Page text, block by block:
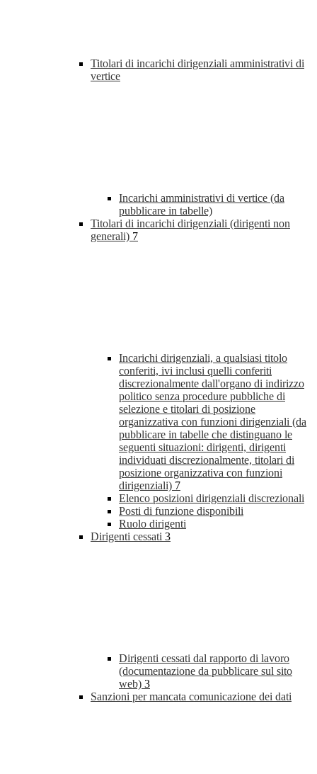
Titolari di incarichi dirigenziali amministrativi di
vertice
Incarichi amministrativi di vertice (da
pubblicare in tabelle)
Titolari di incarichi dirigenziali (dirigenti non
generali) 7
Incarichi dirigenziali, a qualsiasi titolo
conferiti, ivi inclusi quelli conferiti
discrezionalmente dall'organo di indirizzo
politico senza procedure pubbliche di
selezione e titolari di posizione
organizzativa con funzioni dirigenziali (da
pubblicare in tabelle che distinguano le
seguenti situazioni: dirigenti, dirigenti
individuati discrezionalmente, titolari di
posizione organizzativa con funzioni
dirigenziali) 7
Elenco posizioni dirigenziali discrezionali
Posti di funzione disponibili
Ruolo dirigenti
Dirigenti cessati 3
Dirigenti cessati dal rapporto di lavoro
(documentazione da pubblicare sul sito
web) 3
Sanzioni per mancata comunicazione dei dati